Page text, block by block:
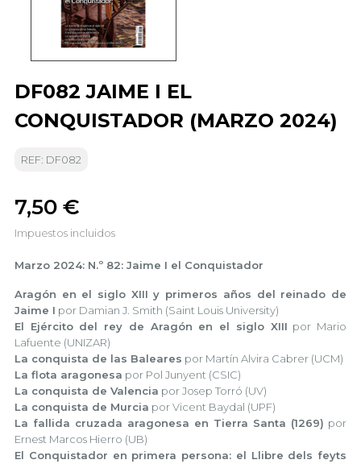
DF082 JAIME I EL
CONQUISTADOR (MARZO 2024)
REF: DF082
7,50 €
Impuestos incluidos
Marzo 2024: N.º 82: Jaime I el Conquistador
Aragón en el siglo XIII y primeros años del reinado de
Jaime I por Damian J. Smith (Saint Louis University)
El Ejército del rey de Aragón en el siglo XIII por Mario
Lafuente (UNIZAR)
La conquista de las Baleares por Martín Alvira Cabrer (UCM)
La flota aragonesa por Pol Junyent (CSIC)
La conquista de Valencia por Josep Torró (UV)
La conquista de Murcia por Vicent Baydal (UPF)
La fallida cruzada aragonesa en Tierra Santa (1269) por
Ernest Marcos Hierro (UB)
El Conquistador en primera persona: el Llibre dels feyts